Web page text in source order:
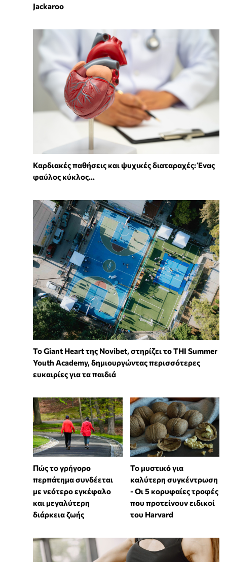
Jackaroo
Καρδιακές παθήσεις και ψυχικές διαταραχές: Ένας
φαύλος κύκλος...
To Giant Heart της Novibet, στηρίζει το THI Summer
Youth Academy, δημιουργώντας περισσότερες
ευκαιρίες για τα παιδιά
Πώς το γρήγορο
περπάτημα συνδέεται
με νεότερο εγκέφαλο
και μεγαλύτερη
διάρκεια ζωής
Το μυστικό για
καλύτερη συγκέντρωση
- Οι 5 κορυφαίες τροφές
που προτείνουν ειδικοί
του Harvard